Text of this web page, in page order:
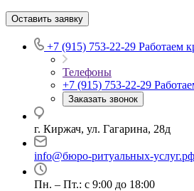
Оставить заявку
+7 (915) 753-22-29 Работаем
Телефоны
+7 (915) 753-22-29
Заказать звонок
г. Киржач, ул. Гагарина, 28д
info@бюро-ритуальных-услуг.рф
Пн. – Пт.: с 9:00 до 18:00